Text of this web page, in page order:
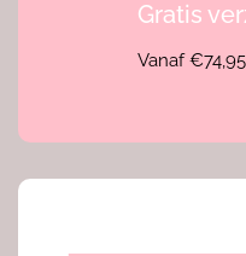
Gratis
Vanaf